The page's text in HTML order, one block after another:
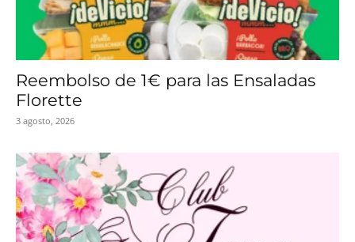
Reembolso de 1€ para las Ensaladas
Florette
3 agosto, 2026